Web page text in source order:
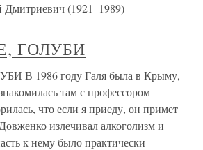
(1921–1989)
ГОЛУБИ
В 1986 году Галя была в Крыму,
там с профессором
что если я приеду, он примет
излечивал алкоголизм и
к нему было практически